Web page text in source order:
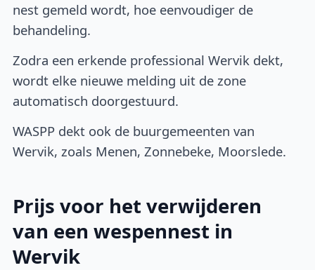
nest gemeld wordt, hoe eenvoudiger de
behandeling.
Zodra een erkende professional Wervik dekt,
wordt elke nieuwe melding uit de zone
automatisch doorgestuurd.
WASPP dekt ook de buurgemeenten van
Wervik, zoals Menen, Zonnebeke, Moorslede.
Prijs voor het verwijderen
van een wespennest in
Wervik